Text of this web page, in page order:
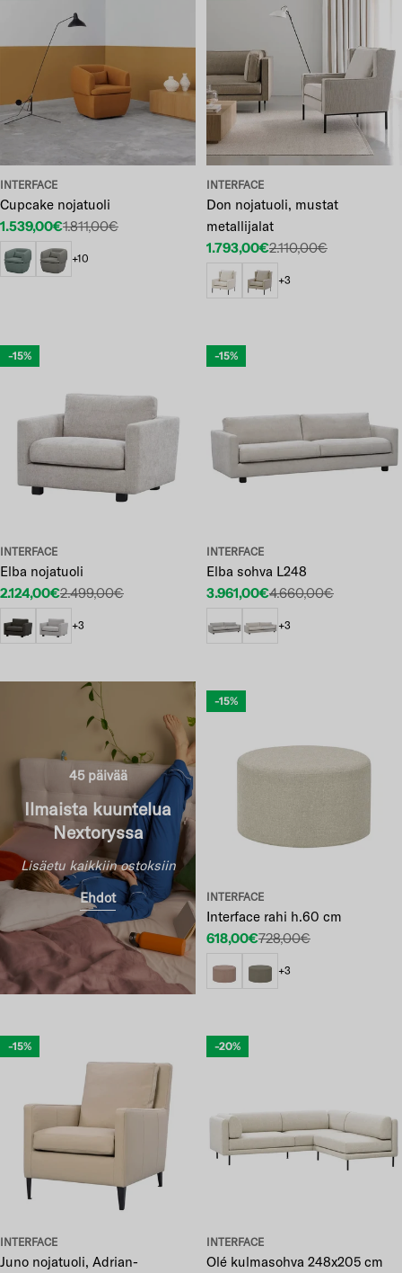
INTERFACE
Cupcake nojatuoli
Etuhinta
1.539,00€
Normaalihinta1.811,00€
+10
INTERFACE
Don nojatuoli, mustat
metallijalat
Etuhinta
1.793,00€
Normaalihinta2.110,00€
+3
-15%
INTERFACE
Elba nojatuoli
Etuhinta
2.124,00€
Normaalihinta2.499,00€
+3
-15%
INTERFACE
Elba sohva L248
Etuhinta
3.961,00€
Normaalihinta4.660,00€
+3
45 päivää
Ilmaista kuuntelua
Nextoryssa
Lisäetu kaikkiin ostoksiin
Ehdot
-15%
INTERFACE
Interface rahi h.60 cm
Etuhinta
618,00€
Normaalihinta
728,00€
+3
-15%
INTERFACE
Juno nojatuoli, Adrian-
-20%
INTERFACE
Olé kulmasohva 248x205 cm